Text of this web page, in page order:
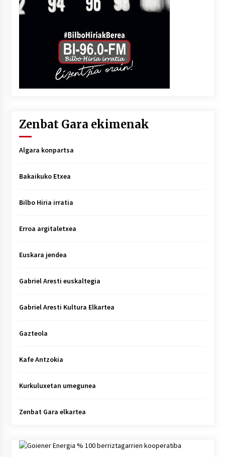
Zenbat Gara ekimenak
Algara konpartsa
Bakaikuko Etxea
Bilbo Hiria irratia
Erroa argitaletxea
Euskara jendea
Gabriel Aresti euskaltegia
Gabriel Aresti Kultura Elkartea
Gazteola
Kafe Antzokia
Kurkuluxetan umegunea
Zenbat Gara elkartea